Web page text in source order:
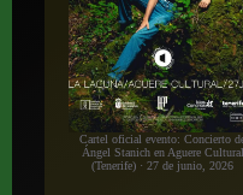
Cartel oficial evento: Concierto
Ángel Stanich en Aguere Cultural
(Tenerife) · 27 de junio, 2026